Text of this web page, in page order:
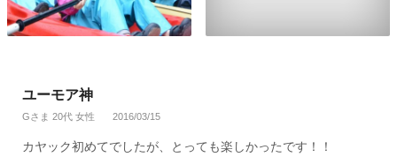
ユーモア神
Gさま 20代 女性 2016/03/15
カヤック初めてでしたが、とっても楽しかったです！！